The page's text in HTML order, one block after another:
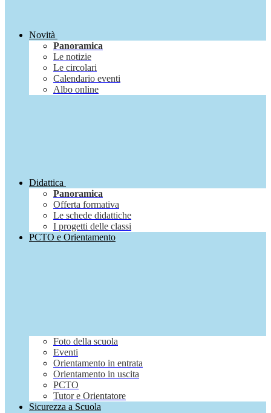
Novità
Panoramica
Le notizie
Le circolari
Calendario eventi
Albo online
Didattica
Panoramica
Offerta formativa
Le schede didattiche
I progetti delle classi
PCTO e Orientamento
Foto della scuola
Eventi
Orientamento in entrata
Orientamento in uscita
PCTO
Tutor e Orientatore
Sicurezza a Scuola